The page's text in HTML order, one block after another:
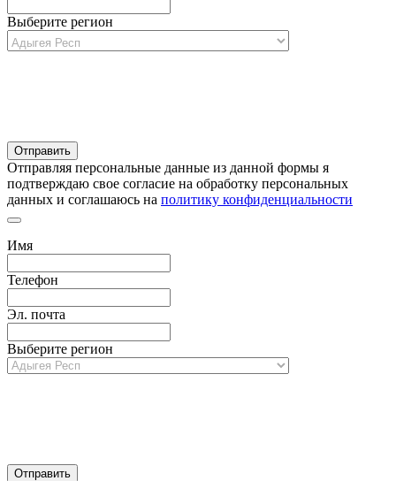
Выберите регион
Отправляя персональные данные из данной формы я
подтверждаю свое согласие на обработку персональных
данных и соглашаюсь на политику конфиденциальности
Имя
Телефон
Эл. почта
Выберите регион